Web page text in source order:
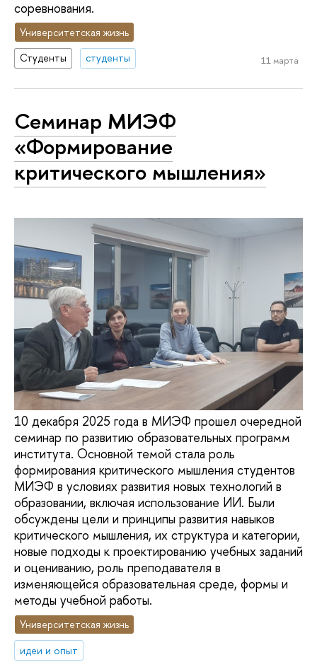
соревнования.
Университетская жизнь
Студенты
студенты 11 марта
Семинар МИЭФ
«Формирование
критического мышления»
10 декабря 2025 года в МИЭФ прошел очередной
семинар по развитию образовательных программ
института. Основной темой стала роль
формирования критического мышления студентов
МИЭФ в условиях развития новых технологий в
образовании, включая использование ИИ. Были
обсуждены цели и принципы развития навыков
критического мышления, их структура и категории,
новые подходы к проектированию учебных заданий
и оцениванию, роль преподавателя в
изменяющейся образовательная среде, формы и
методы учебной работы.
Университетская жизнь
идеи и опыт